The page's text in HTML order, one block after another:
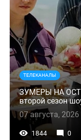
ТЕЛЕКАНАЛЫ
ЗУМЕРЫ НА
второй сезон
07 августа, 2026
1844 0